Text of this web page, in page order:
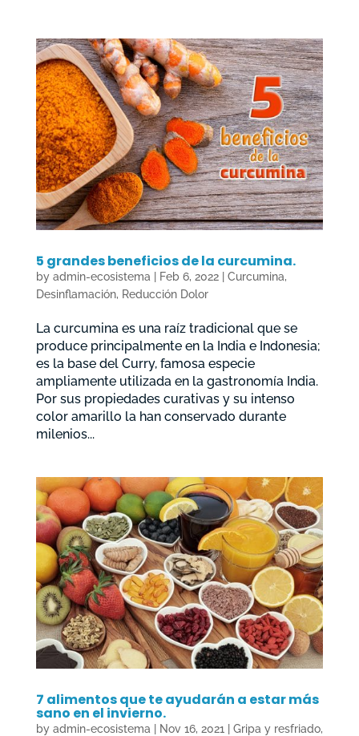
5 grandes beneficios de la curcumina.
by admin-ecosistema Feb 6, 2022| Curcumina,
Desinflamación, Reducción Dolor
La curcumina es una raíz tradicional que se
produce principalmente en la India e Indonesia;
es la base del Curry, famosa especie
ampliamente utilizada en la gastronomía India.
Por sus propiedades curativas y su intenso
color amarillo la han conservado durante
milenios...
7 alimentos que te ayudarán a estar más
sano en el invierno.
by admin-ecosistema Nov 16, 2021 Gripa y resfriado,